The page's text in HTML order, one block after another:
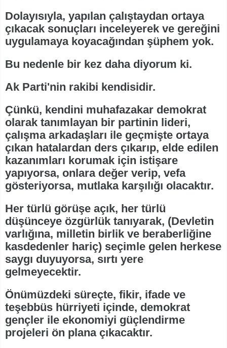
Dolayısıyla, yapılan çalıştaydan ortaya
çıkacak sonuçları inceleyerek ve gereğini
uygulamaya koyacağından şüphem yok.
Bu nedenle bir kez daha diyorum ki.
Ak Parti'nin rakibi kendisidir.
Çünkü, kendini muhafazakar demokrat
olarak tanımlayan bir partinin lideri,
çalışma arkadaşları ile geçmişte ortaya
çıkan hatalardan ders çıkarıp, elde edilen
kazanımları korumak için istişare
yapıyorsa, onlara değer verip, vefa
gösteriyorsa, mutlaka karşılığı olacaktır.
Her türlü görüşe açık, her türlü
düşünceye özgürlük tanıyarak, (Devletin
varlığına, milletin birlik ve beraberliğine
kasdedenler hariç) seçimle gelen herkese
saygı duyuyorsa, sırtı yere
gelmeyecektir.
Önümüzdeki süreçte, fikir, ifade ve
teşebbüs hürriyeti içinde, demokrat
gençler ile ekonomiyi güçlendirme
projeleri ön plana çıkacaktır.